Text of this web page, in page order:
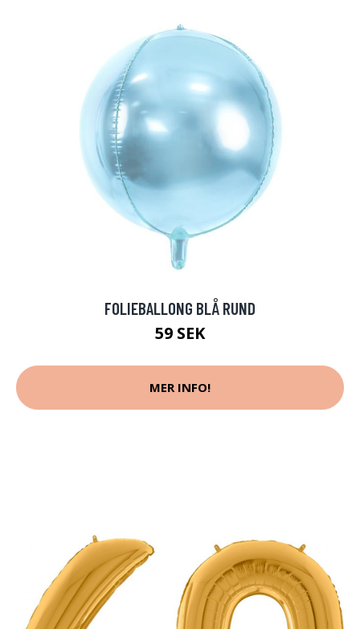
FOLIEBALLONG BLÅ RUND
59 SEK
MER INFO!